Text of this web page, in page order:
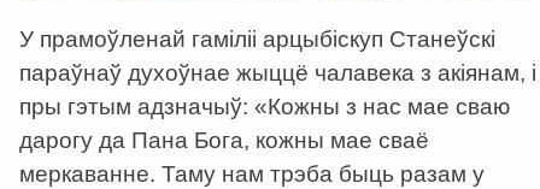
У прамоўленай гаміліі арцыбіскуп Станеўскі
параўнаў духоўнае жыццё чалавека з акіянам, і
пры гэтым адзначыў: «Кожны з нас мае сваю
дарогу да Пана Бога, кожны мае сваё
меркаванне. Таму нам трэба быць разам у